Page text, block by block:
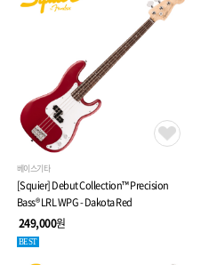
베이스기타
[Squier] Debut Collection™ Precision
Bass® LRL WPG - Dakota Red
249,000원
BEST